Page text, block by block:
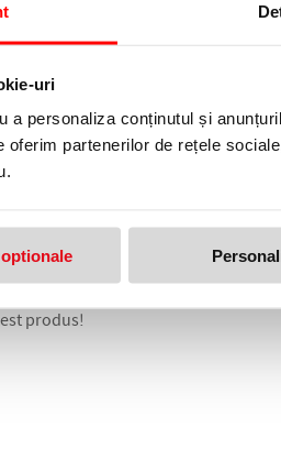
uri
a personaliza conținutul și
oferim partenerilor de rețele
mov Intensity Bic
produs!